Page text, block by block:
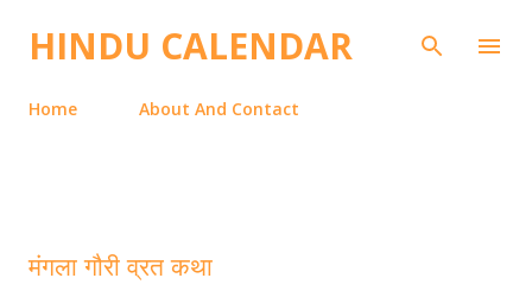
Skip to main content
HINDU CALENDAR
Home About And Contact
मंगला गौरी व्रत कथा